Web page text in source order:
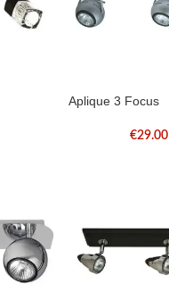
Aplique 3 Focus
€29.00